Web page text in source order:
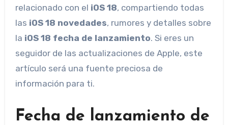
relacionado con el iOS 18, compartiendo todas
las iOS 18 novedades, rumores y detalles sobre
la iOS 18 fecha de lanzamiento. Si eres un
seguidor de las actualizaciones de Apple, este
artículo será una fuente preciosa de
información para ti.
Fecha de lanzamiento de